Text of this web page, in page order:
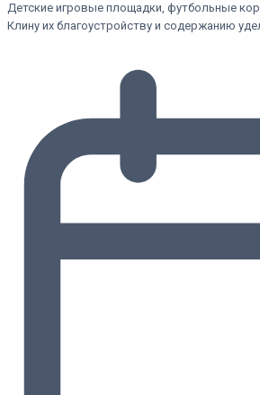
Детские игровые площадки, футбольные
Клину их благоустройству и содержанию